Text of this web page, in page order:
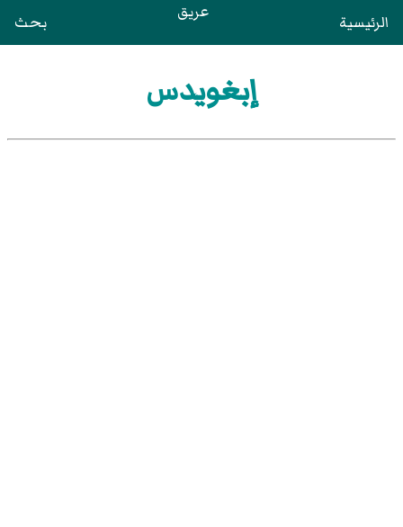
الرئيسية عريق بحث
إبغويدس